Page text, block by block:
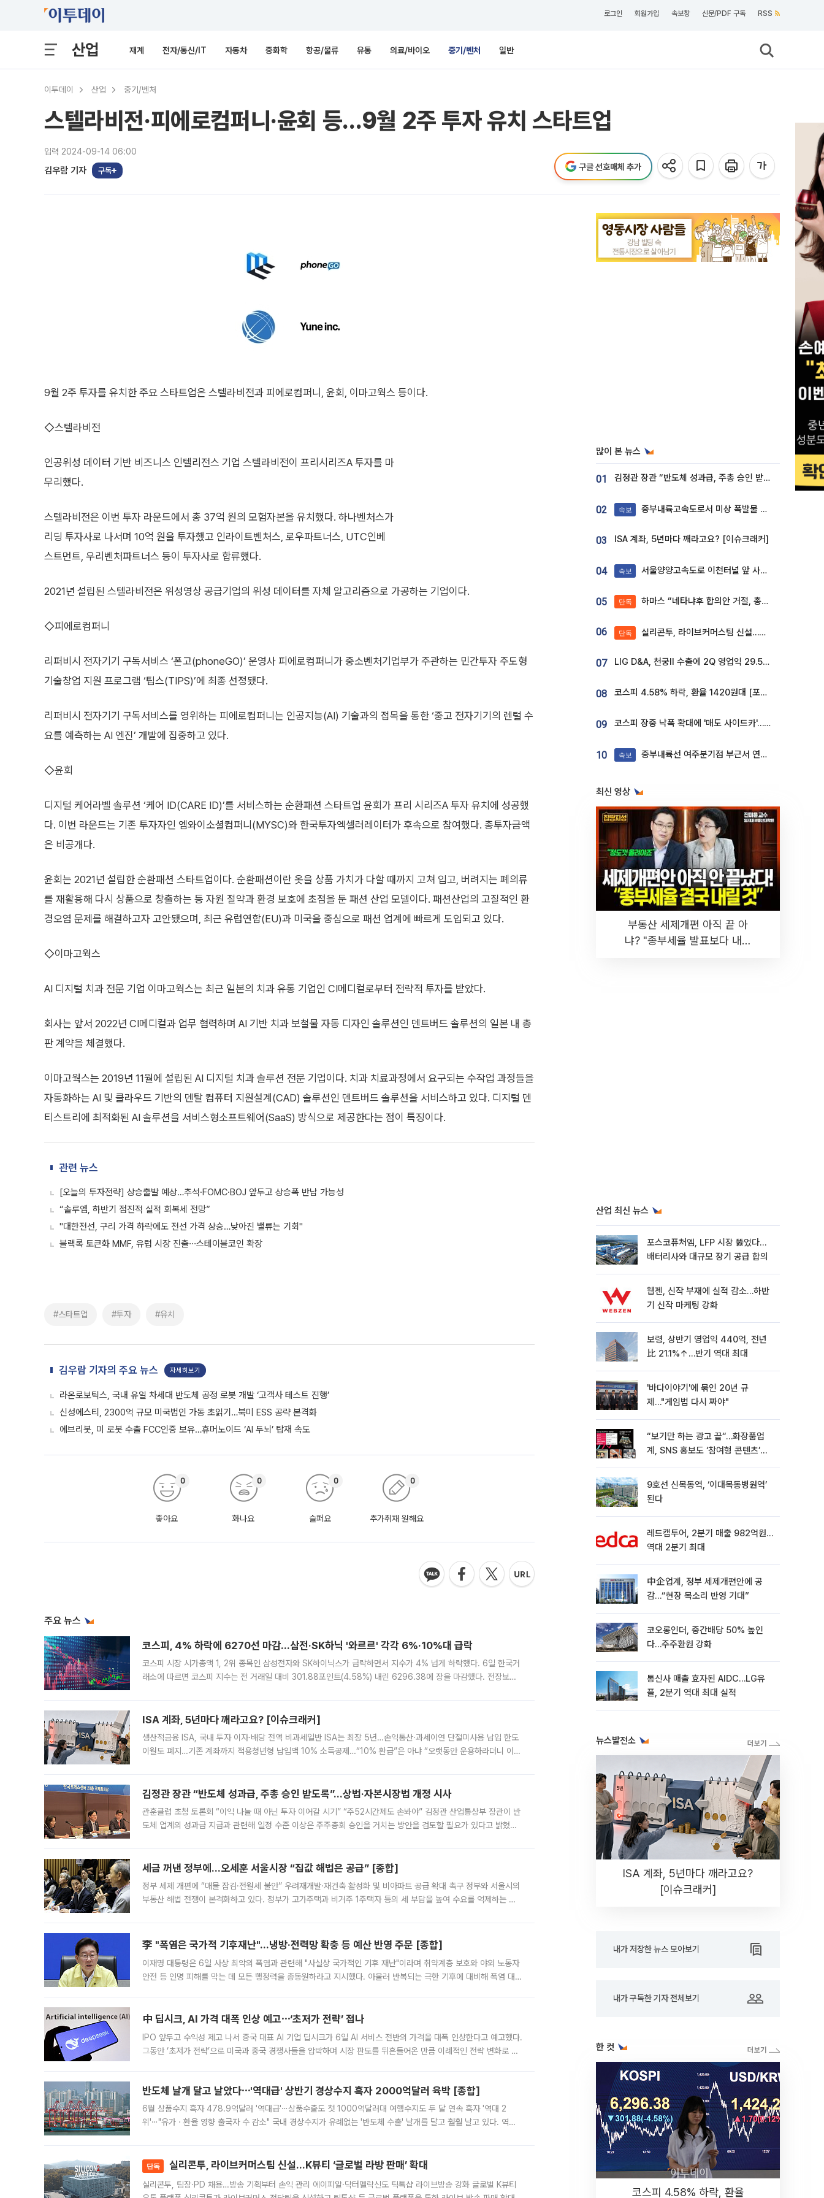
로그인 회원가입 속보창 신문/PDF 구독 RSS
산업 재계 전자/통신/IT 자동차 중화학 항공/물류 유통 의료/바이오 중기/벤처 일반
이투데이 산업 중기/벤처
스텔라비전·피에로컴퍼니·윤회 등…9월 2주 투자 유치 스타트업
입력 2024-09-14 06:00
김우람 기자 구독 구글 선호매체 추가
9월 2주 투자를 유치한 주요 스타트업은 스텔라비전과 피에로컴퍼니, 윤회, 이마고웍스 등이다.
◇스텔라비전
인공위성 데이터 기반 비즈니스 인텔리전스 기업 스텔라비전이 프리시리즈A 투자를 마
무리했다.
스텔라비전은 이번 투자 라운드에서 총 37억 원의 모험자본을 유치했다. 하나벤처스가
리딩 투자사로 나서며 10억 원을 투자했고 인라이트벤처스, 로우파트너스, UTC인베
스트먼트, 우리벤처파트너스 등이 투자사로 합류했다.
2021년 설립된 스텔라비전은 위성영상 공급기업의 위성 데이터를 자체 알고리즘으로 가공하는 기업이다.
◇피에로컴퍼니
리퍼비시 전자기기 구독서비스 ‘폰고(phoneGO)’ 운영사 피에로컴퍼니가 중소벤처기업부가 주관하는 민간투자 주도형
기술창업 지원 프로그램 ‘팁스(TIPS)’에 최종 선정됐다.
리퍼비시 전자기기 구독서비스를 영위하는 피에로컴퍼니는 인공지능(AI) 기술과의 접목을 통한 ‘중고 전자기기의 렌털 수
요를 예측하는 AI 엔진’ 개발에 집중하고 있다.
◇윤회
디지털 케어라벨 솔루션 ‘케어 ID(CARE ID)’를 서비스하는 순환패션 스타트업 윤회가 프리 시리즈A 투자 유치에 성공했
다. 이번 라운드는 기존 투자자인 엠와이소셜컴퍼니(MYSC)와 한국투자엑셀러레이터가 후속으로 참여했다. 총투자금액
은 비공개다.
윤회는 2021년 설립한 순환패션 스타트업이다. 순환패션이란 옷을 상품 가치가 다할 때까지 고쳐 입고, 버려지는 폐의류
를 재활용해 다시 상품으로 창출하는 등 자원 절약과 환경 보호에 초점을 둔 패션 산업 모델이다. 패션산업의 고질적인 환
경오염 문제를 해결하고자 고안됐으며, 최근 유럽연합(EU)과 미국을 중심으로 패션 업계에 빠르게 도입되고 있다.
◇이마고웍스
AI 디지털 치과 전문 기업 이마고웍스는 최근 일본의 치과 유통 기업인 CI메디컬로부터 전략적 투자를 받았다.
회사는 앞서 2022년 CI메디컬과 업무 협력하며 AI 기반 치과 보철물 자동 디자인 솔루션인 덴트버드 솔루션의 일본 내 총
판 계약을 체결했다.
이마고웍스는 2019년 11월에 설립된 AI 디지털 치과 솔루션 전문 기업이다. 치과 치료과정에서 요구되는 수작업 과정들을
자동화하는 AI 및 클라우드 기반의 덴탈 컴퓨터 지원설계(CAD) 솔루션인 덴트버드 솔루션을 서비스하고 있다. 디지털 덴
티스트리에 최적화된 AI 솔루션을 서비스형소프트웨어(SaaS) 방식으로 제공한다는 점이 특징이다.
관련 뉴스
[오늘의 투자전략] 상승출발 예상…추석·FOMC·BOJ 앞두고 상승폭 반납 가능성
“솔루엠, 하반기 점진적 실적 회복세 전망”
"대한전선, 구리 가격 하락에도 전선 가격 상승…낮아진 밸류는 기회"
블랙록 토큰화 MMF, 유럽 시장 진출∙∙∙스테이블코인 확장
#스타트업 #투자 #유치
김우람 기자의 주요 뉴스 자세히보기
라온로보틱스, 국내 유일 차세대 반도체 공정 로봇 개발 ‘고객사 테스트 진행’
신성에스티, 2300억 규모 미국법인 가동 초읽기…북미 ESS 공략 본격화
에브리봇, 미 로봇 수출 FCC인증 보유…휴머노이드 ‘AI 두뇌’ 탑재 속도
좋아요
0
화나요
0
슬퍼요
0
추가취재 원해요
0
주요 뉴스
코스피, 4% 하락에 6270선 마감…삼전·SK하닉 '와르르' 각각 6%·10%대 급락
코스피 시장 시가총액 1, 2위 종목인 삼성전자와 SK하이닉스가 급락하면서 지수가 4% 넘게 하락했다. 6일 한국거
래소에 따르면 코스피 지수는 전 거래일 대비 301.88포인트(4.58%) 내린 6296.38에 장을 마감했다. 전장보다
ISA 계좌, 5년마다 깨라고요? [이슈크래커]
생산적금융 ISA, 국내 투자 이자·배당 전액 비과세일반 ISA는 최장 5년…손익통산·과세이연 단절미사용 납입 한도
이월도 폐지…기존 계좌까지 적용청년형 납입액 10% 소득공제…“10% 환급”은 아냐 “오랫동안 운용하라더니 이제
김정관 장관 “반도체 성과급, 주총 승인 받도록”…상법·자본시장법 개정 시사
관훈클럽 초청 토론회 “이익 나눌 때 아닌 투자 이어갈 시기” “주52시간제도 손봐야” 김정관 산업통상부 장관이 반
도체 업계의 성과급 지급과 관련해 일정 수준 이상은 주주총회 승인을 거치는 방안을 검토할 필요가 있다고 밝혔다.
세금 꺼낸 정부에…오세훈 서울시장 “집값 해법은 공급” [종합]
정부 세제 개편에 “매물 잠김·전월세 불안” 우려재개발·재건축 활성화 및 비아파트 공급 확대 촉구 정부와 서울시의
부동산 해법 전쟁이 본격화하고 있다. 정부가 고가주택과 비거주 1주택자 등의 세 부담을 높여 수요를 억제하는 카
李 "폭염은 국가적 기후재난"…냉방·전력망 확충 등 예산 반영 주문 [종합]
이재명 대통령은 6일 사상 최악의 폭염과 관련해 "사실상 국가적인 기후 재난"이라며 취약계층 보호와 야외 노동자
안전 등 인명 피해를 막는 데 모든 행정력을 총동원하라고 지시했다. 아울러 반복되는 극한 기후에 대비해 폭염 대응
中 딥시크, AI 가격 대폭 인상 예고⋯‘초저가 전략’ 접나
IPO 앞두고 수익성 제고 나서 중국 대표 AI 기업 딥시크가 6일 AI 서비스 전반의 가격을 대폭 인상한다고 예고했다.
그동안 ‘초저가 전략’으로 미국과 중국 경쟁사들을 압박하며 시장 판도를 뒤흔들어온 만큼 이례적인 전략 변화로 평
반도체 날개 달고 날았다⋯'역대급' 상반기 경상수지 흑자 2000억달러 육박 [종합]
6월 상품수지 흑자 478.9억달러 '역대급'⋯상품수출도 첫 1000억달러대 여행수지도 두 달 연속 흑자 '역대 2
위'⋯"유가ㆍ환율 영향 출국자 수 감소" 국내 경상수지가 유례없는 '반도체 수출' 날개를 달고 훨훨 날고 있다. 역대
단독 실리콘투, 라이브커머스팀 신설…K뷰티 ‘글로벌 라방 판매’ 확대
실리콘투, 팀장·PD 채용…방송 기획부터 손익 관리 에이피알·닥터멜락신도 틱톡샵 라이브방송 강화 글로벌 K뷰티
많이 본 뉴스
01 김정관 장관 “반도체 성과급, 주총 승인 받도록”…상법·자본시장법 개정 시사
02 속보 중부내륙고속도로서 미상 폭발물 발견
03 ISA 계좌, 5년마다 깨라고요? [이슈크래커]
04 속보 서울양양고속도로 이천터널 앞 사고 발생
05 단독 하마스 “네타냐후 합의안 거절, 총선 앞두고 시간 끌기”
06 단독 실리콘투, 라이브커머스팀 신설…K뷰티 ‘글로벌 판매망’ 확대[K뷰티 라방戰]
07 LIG D&A, 천궁Ⅱ 수출에 2Q 영업익 29.5%↑…수주잔고 24.6조 [종합]
08 코스피 4.58% 하락, 환율 1420원대 [포토]
09 코스피 장중 낙폭 확대에 '매도 사이드카'…외인 2.8조'팔자'· 개인 3.1조 '사자'
10 속보 중부내륙선 여주분기점 부근서 연이은 추돌사고 발생
최신 영상
부동산 세제개편 아직 끝 아
냐? "종부세율 발표보다 내릴
산업 최신 뉴스
포스코퓨처엠, LFP 시장 뚫었다…
배터리사와 대규모 장기 공급 합의
웹젠, 신작 부재에 실적 감소…하반
기 신작 마케팅 강화
보령, 상반기 영업익 440억, 전년
比 21.1%↑…반기 역대 최대
'바다이야기'에 묶인 20년 규
제…"게임법 다시 짜야"
“보기만 하는 광고 끝“…화장품업
계, SNS 홍보도 ‘참여형 콘텐츠’로
9호선 신목동역, ‘이대목동병원역’
된다
레드캡투어, 2분기 매출 982억원…
역대 2분기 최대
中企업계, 정부 세제개편안에 공
감…“현장 목소리 반영 기대”
코오롱인더, 중간배당 50% 높인
다…주주환원 강화
통신사 매출 효자된 AIDC…LG유
플, 2분기 역대 최대 실적
뉴스발전소
ISA 계좌, 5년마다 깨라고요?
[이슈크래커]
내가 저장한 뉴스 모아보기
내가 구독한 기자 전체보기
한 컷
코스피 4.58% 하락, 환율